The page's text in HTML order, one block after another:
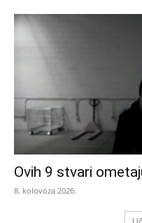
Ovih 9 stvari
8. kolovoza 2026.